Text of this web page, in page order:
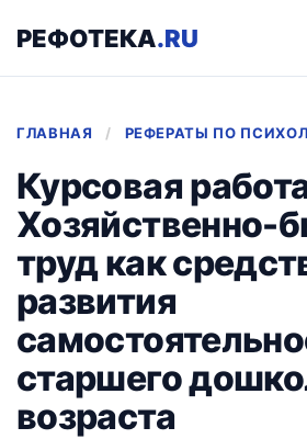
РЕФОТЕКА.RU
ГЛАВНАЯ / РЕФЕРАТЫ ПО
Курсовая
Хозяйственно-
труд как
развития
старшего
возраста